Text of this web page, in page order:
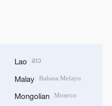
Lao ລາວ
Malay Bahasa Melayu
Mongolian Монгол